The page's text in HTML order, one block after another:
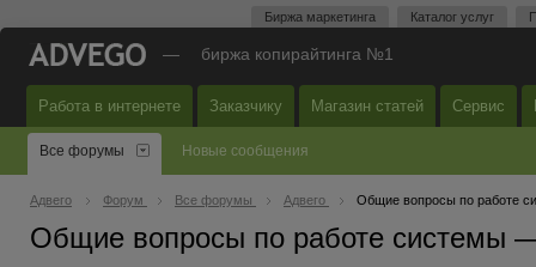
Биржа маркетинга Каталог услуг
— биржа копирайтинга №1
Работа в интернете Заказчику Магазин статей Сервис
Все форумы Новые сообщения
Адвего Форум Все форумы Адвего Общие вопросы по работе
Общие вопросы по работе системы